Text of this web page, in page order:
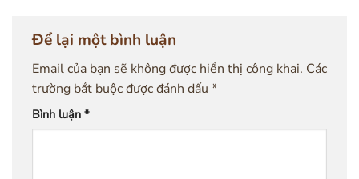
Để lại một bình luận
Email của bạn sẽ không được hiển thị công khai. Các
trường bắt buộc được đánh dấu *
Bình luận *